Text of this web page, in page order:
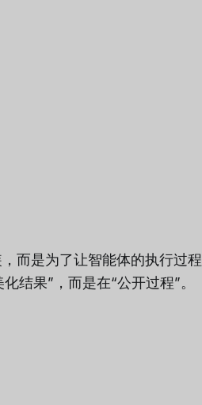
而是为了让智能体的执行过程
结果”，而是在“公开过程”。